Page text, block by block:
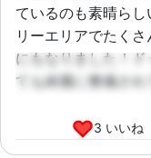
ているのも素晴ら
リーエリアでたく
にもなりました！
ても綺麗に整備さ
したり、お散歩す
て停めやすいし、
3 いいね